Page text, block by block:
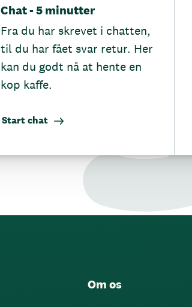
Chat - 5 minutter
Fra du har skrevet i chatten,
til du har fået svar retur. Her
kan du godt nå at hente en
kop kaffe.
Start chat
Om os